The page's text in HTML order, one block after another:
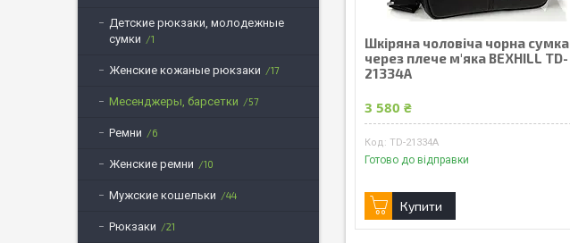
Шкіряна чоловіча чорна сумка
через плече м'яка BEXHILL TD-
21334A
3 580 ₴
TD-21334A
Готово до відправки
Купити
Детские рюкзаки, молодежные
сумки
1
Женские кожаные рюкзаки 17
Месенджеры, барсетки 57
Ремни 6
Женские ремни 10
Мужские кошельки 44
Рюкзаки 21